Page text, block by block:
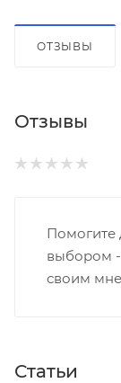
ОТЗЫВЫ
Отзывы
Помогите
выбором -
своим
Статьи